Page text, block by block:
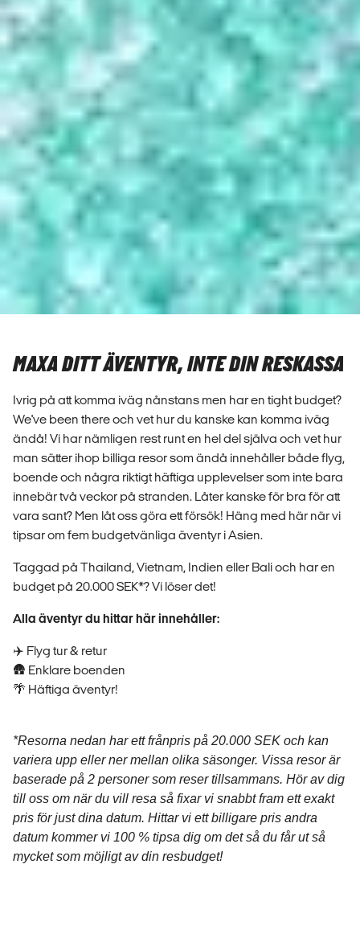
MAXA DITT ÄVENTYR, INTE DIN RESKASSA
Ivrig på att komma iväg nånstans men har en tight budget?
We've been there och vet hur du kanske kan komma iväg
ändå! Vi har nämligen rest runt en hel del själva och vet hur
man sätter ihop billiga resor som ändå innehåller både flyg,
boende och några riktigt häftiga upplevelser som inte bara
innebär två veckor på stranden. Låter kanske för bra för att
vara sant? Men låt oss göra ett försök! Häng med här när vi
tipsar om fem budgetvänliga äventyr i Asien.
Taggad på Thailand, Vietnam, Indien eller Bali och har en
budget på 20.000 SEK*? Vi löser det!
Alla äventyr du hittar här innehåller:
✈️ Flyg tur & retur
🛖 Enklare boenden
🌴 Häftiga äventyr!
*Resorna nedan har ett frånpris på 20.000 SEK och kan
variera upp eller ner mellan olika säsonger. Vissa resor är
baserade på 2 personer som reser tillsammans. Hör av dig
till oss om när du vill resa så fixar vi snabbt fram ett exakt
pris för just dina datum. Hittar vi ett billigare pris andra
datum kommer vi 100 % tipsa dig om det så du får ut så
mycket som möjligt av din resbudget!